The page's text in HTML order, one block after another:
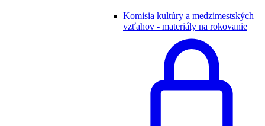
Komisia kultúry a medzimestských
vzťahov - materiály na rokovanie